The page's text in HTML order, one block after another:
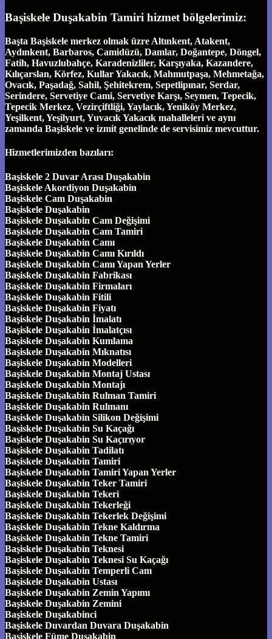
Başiskele Duşakabin Tamiri hizmet bölgelerimiz:
Başta Başiskele merkez olmak üzre Altınkent, Atakent,
Aydınkent, Barbaros, Camidüzü, Damlar, Doğantepe, Döngel,
Fatih, Havuzlubahçe, Karadenizliler, Karşıyaka, Kazandere,
Kılıçarslan, Körfez, Kullar Yakacık, Mahmutpaşa, Mehmetağa,
Ovacık, Paşadağ, Sahil, Şehitekrem, Sepetlipınar, Serdar,
Serindere, Servetiye Cami, Servetiye Karşı, Seymen, Tepecik,
Tepecik Merkez, Vezirçiftliği, Yaylacık, Yeniköy Merkez,
Yeşilkent, Yeşilyurt, Yuvacık Yakacık mahalleleri ve aynı
zamanda Başiskele ve izmit genelinde de servisimiz mevcuttur.
Hizmetlerimizden bazıları:
Başiskele 2 Duvar Arası Duşakabin
Başiskele Akordiyon Duşakabin
Başiskele Cam Duşakabin
Başiskele Duşakabin
Başiskele Duşakabin Cam Değişimi
Başiskele Duşakabin Cam Tamiri
Başiskele Duşakabin Camı
Başiskele Duşakabin Camı Kırıldı
Başiskele Duşakabin Camı Yapan Yerler
Başiskele Duşakabin Fabrikası
Başiskele Duşakabin Firmaları
Başiskele Duşakabin Fitili
Başiskele Duşakabin Fiyatı
Başiskele Duşakabin İmalatı
Başiskele Duşakabin İmalatçısı
Başiskele Duşakabin Kumlama
Başiskele Duşakabin Mıknatısı
Başiskele Duşakabin Modelleri
Başiskele Duşakabin Montaj Ustası
Başiskele Duşakabin Montajı
Başiskele Duşakabin Rulman Tamiri
Başiskele Duşakabin Rulmanı
Başiskele Duşakabin Silikon Değişimi
Başiskele Duşakabin Su Kaçağı
Başiskele Duşakabin Su Kaçırıyor
Başiskele Duşakabin Tadilatı
Başiskele Duşakabin Tamiri
Başiskele Duşakabin Tamiri Yapan Yerler
Başiskele Duşakabin Teker Tamiri
Başiskele Duşakabin Tekeri
Başiskele Duşakabin Tekerleği
Başiskele Duşakabin Tekerlek Değişimi
Başiskele Duşakabin Tekne Kaldırma
Başiskele Duşakabin Tekne Tamiri
Başiskele Duşakabin Teknesi
Başiskele Duşakabin Teknesi Su Kaçağı
Başiskele Duşakabin Temperli Cam
Başiskele Duşakabin Ustası
Başiskele Duşakabin Zemin Yapımı
Başiskele Duşakabin Zemini
Başiskele Duşakabinci
Başiskele Duvardan Duvara Duşakabin
Başiskele Füme Duşakabin